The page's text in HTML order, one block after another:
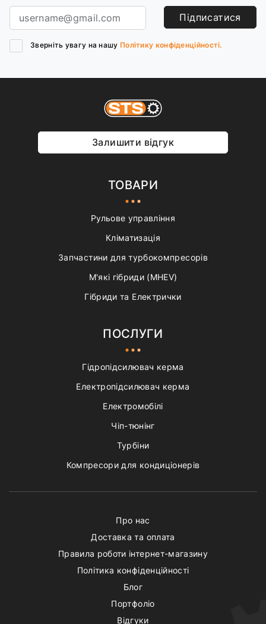
Підписатися
Зверніть увагу на нашу Політику конфіденційності.
Залишити відгук
ТОВАРИ
Рульове управління
Кліматизація
Запчастини для турбокомпресорів
М'які гібриди (MHEV)
Гібриди та Електрички
ПОСЛУГИ
Гідропідсилювач керма
Електропідсилювач керма
Електромобілі
Чіп-тюнінг
Турбіни
Компресори для кондиціонерів
Про нас
Доставка та оплата
Правила роботи інтернет-магазину
Політика конфіденційності
Блог
Портфоліо
Відгуки